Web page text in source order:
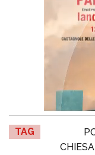
TAG